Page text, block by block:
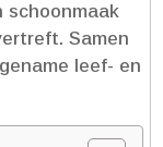
schoonmaak
Samen
leef- en